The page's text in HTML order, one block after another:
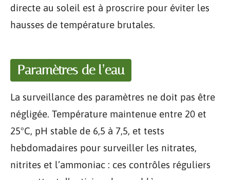
directe au soleil est à proscrire pour éviter les
hausses de température brutales.
Paramètres de l’eau
La surveillance des paramètres ne doit pas être
négligée. Température maintenue entre 20 et
25°C, pH stable de 6,5 à 7,5, et tests
hebdomadaires pour surveiller les nitrates,
nitrites et l’ammoniac : ces contrôles réguliers